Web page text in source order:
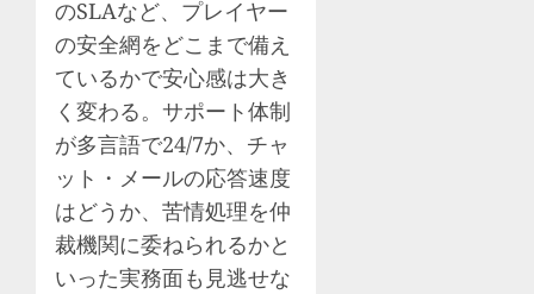
のSLAなど、プレイヤー
の安全網をどこまで備え
ているかで安心感は大き
く変わる。サポート体制
が多言語で24/7か、チャ
ット・メールの応答速度
はどうか、苦情処理を仲
裁機関に委ねられるかと
いった実務面も見逃せな